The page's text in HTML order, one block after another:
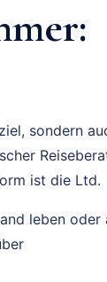
sondern
ist die Ltd.
leben oder